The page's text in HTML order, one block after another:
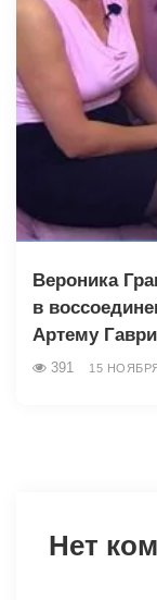
Вероника
в
Артему
391 15
Нет